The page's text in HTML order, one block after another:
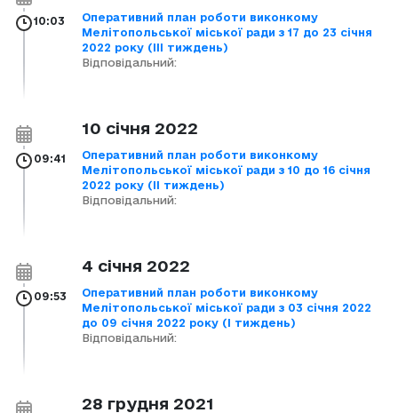
10:03
Оперативний план роботи виконкому
Мелітопольської міської ради з 17 до 23 січня
2022 року (ІІІ тиждень)
Відповідальний:
10 січня 2022
09:41
Оперативний план роботи виконкому
Мелітопольської міської ради з 10 до 16 січня
2022 року (ІІ тиждень)
Відповідальний:
4 січня 2022
09:53
Оперативний план роботи виконкому
Мелітопольської міської ради з 03 січня 2022
до 09 січня 2022 року (І тиждень)
Відповідальний:
28 грудня 2021